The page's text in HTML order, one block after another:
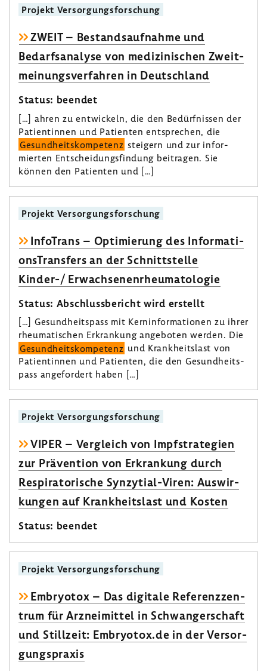
Projekt Versor­gungs­for­schung
ZWEIT – Bestands­auf­nahme und
Bedarfs­ana­lyse von medi­zi­ni­schen Zweit­
mei­nungs­ver­fahren in Deutsch­land
Status: beendet
[…] ahren zu entwi­ckeln, die den Bedürf­nissen der
Pati­en­tinnen und Pati­enten entspre­chen, die
Gesund­heits­kom­pe­tenz stei­gern und zur infor­
mierten Entschei­dungs­fin­dung beitragen. Sie
können den Pati­enten und […]
Projekt Versor­gungs­for­schung
Info­Trans – Opti­mie­rung des Infor­ma­ti­
ons­Trans­fers an der Schnitt­stelle
Kinder-/ Erwach­se­nen­rheu­ma­to­logie
Status: Abschluss­be­richt wird erstellt
[…] Gesund­heits­pass mit Kern­in­for­ma­tionen zu ihrer
rheu­ma­ti­schen Erkran­kung ange­boten werden. Die
Gesund­heits­kom­pe­tenz und Krank­heits­last von
Pati­en­tinnen und Pati­enten, die den Gesund­heits­
pass ange­for­dert haben […]
Projekt Versor­gungs­for­schung
VIPER – Vergleich von Impf­stra­te­gien
zur Präven­tion von Erkran­kung durch
Respi­ra­to­ri­sche Synzytial-​Viren: Auswir­
kungen auf Krank­heits­last und Kosten
Status: beendet
Projekt Versor­gungs­for­schung
Embryotox – Das digi­tale Refe­renz­zen­
trum für Arznei­mittel in Schwan­ger­schaft
und Still­zeit: Embryotox.de in der Versor­
gungs­praxis